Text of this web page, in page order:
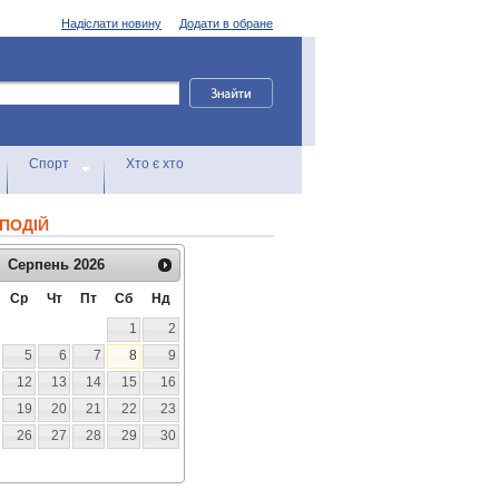
Додати в обране
Надіслати новину
Спорт Хто є хто
Серпень 2026
Ср Чт Пт Сб
Нд
1
2
5 6 7 8
9
12 13 14 15
16
19 20 21 22
23
26 27 28 29
30